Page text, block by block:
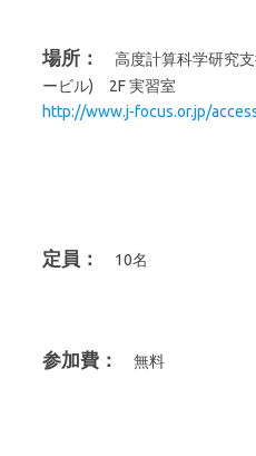
場所：
高度計算科学研究支
ービル) 2F 実習室
http://www.j-focus.or.jp/
定員： 10名
参加費： 無料